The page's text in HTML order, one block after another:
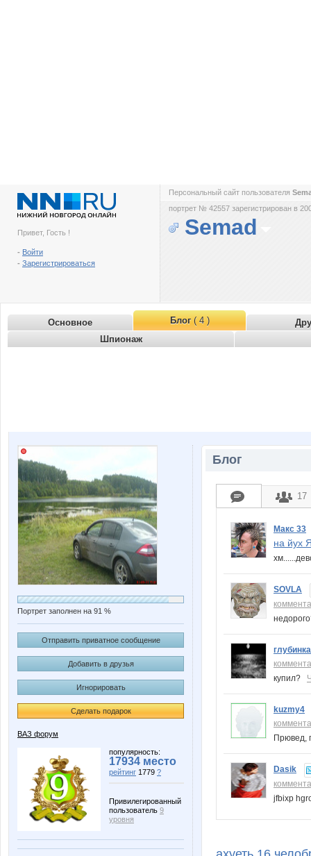
Привет, Гость !
- Войти
- Зарегистрироваться
Персональный сайт пользователя
портрет № 42557 зарегистрирован в
Semad
Основное Блог( 4 )
Шпионаж
Портрет заполнен на 91 %
Отправить приватное сообщение
Добавить в друзья
Игнорировать
Сделать подарок
ВАЗ форум
популярность:
17934 место
рейтинг 1779 ?
Привилегированный
пользователь 9
уровня
Блог
17
Макс 33
на йух
SOVLA
глубинка
купил?
kuzmy4
Прювед,
Dasik
jfbixp